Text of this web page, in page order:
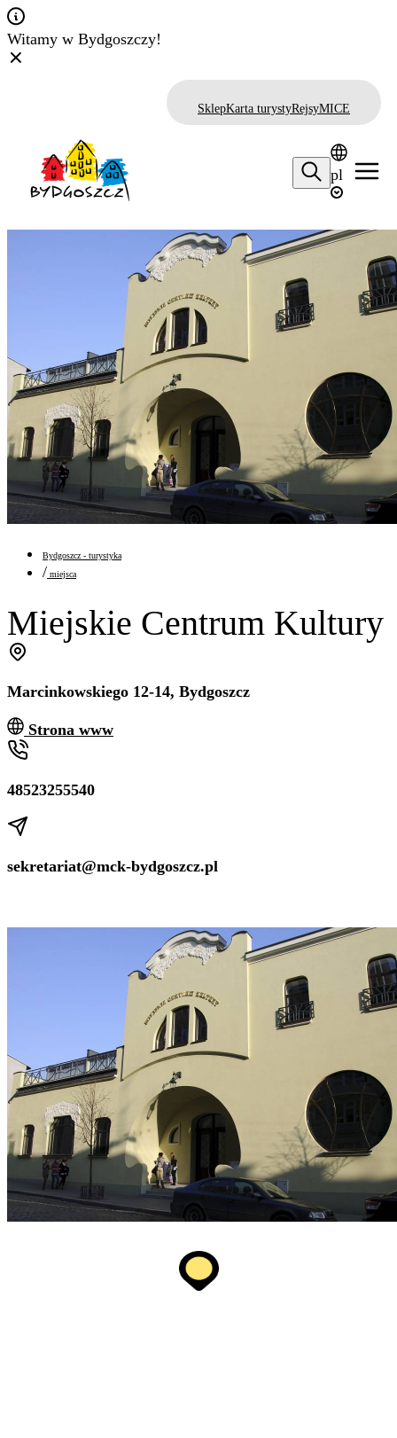
Witamy w Bydgoszczy!
SklepKarta turystyRejsyMICE
pl
Bydgoszcz - turystyka
/ miejsca
Miejskie Centrum Kultury
Marcinkowskiego 12-14, Bydgoszcz
Strona www
48523255540
sekretariat@mck-bydgoszcz.pl